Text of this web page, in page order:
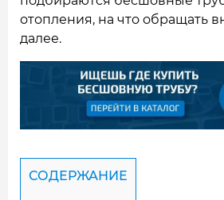
отопления, на что обращать
далее.
СОДЕРЖАНИЕ